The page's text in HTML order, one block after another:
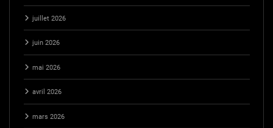
juillet 2026
juin 2026
mai 2026
avril 2026
mars 2026